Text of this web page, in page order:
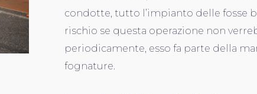
condotte, tutto l’impianto delle fosse
rischio se questa operazione non
periodicamente, esso fa parte della
fognature.